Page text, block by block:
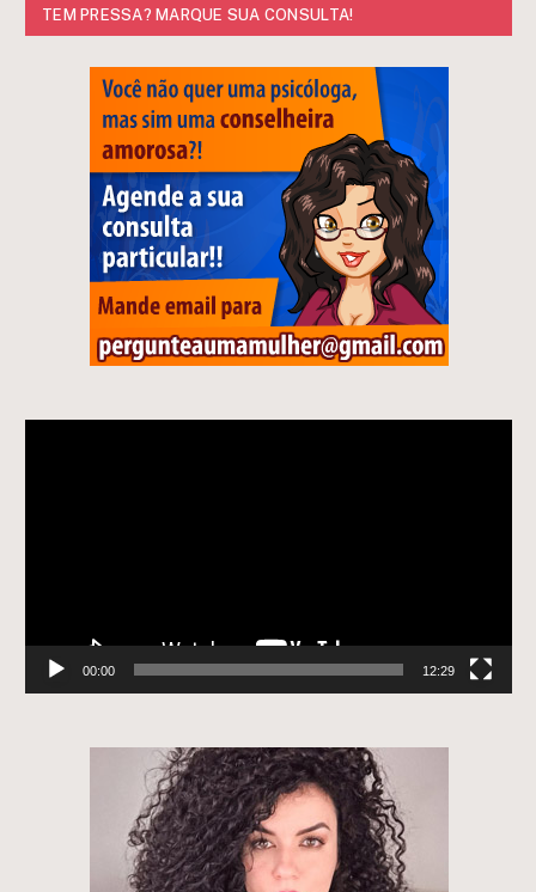
TEM PRESSA? MARQUE SUA CONSULTA!
00:00 12:29